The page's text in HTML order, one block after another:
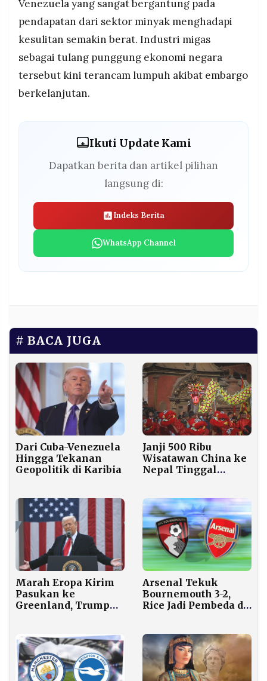
Venezuela yang sangat bergantung pada
pendapatan dari sektor minyak menghadapi
kesulitan semakin berat. Industri migas
sebagai tulang punggung ekonomi negara
tersebut kini terancam lumpuh akibat embargo
berkelanjutan.
Ikuti Update Kami
Dapatkan berita dan artikel pilihan
langsung di:
Indeks Berita
WhatsApp Channel
BACA JUGA
Dari Cuba-Venezuela
Hingga Tekanan
Geopolitik di Karibia
Janji 500 Ribu
Wisatawan China ke
Nepal Tinggal
Persen
Marah Eropa Kirim
Pasukan ke
Greenland, Trump
Negara
Arsenal Tekuk
Bournemouth 3-2,
Rice Jadi Pembeda di